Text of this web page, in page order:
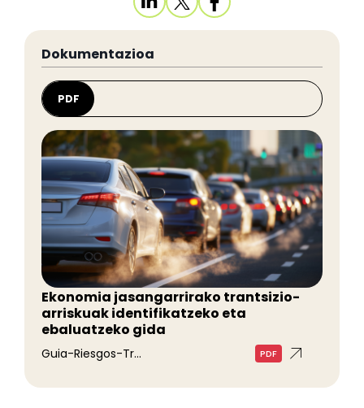
Dokumentazioa
PDF
Ekonomia jasangarrirako trantsizio-
arriskuak identifikatzeko eta
ebaluatzeko gida
Guia-Riesgos-Tr... PDF